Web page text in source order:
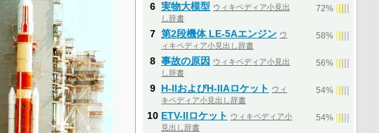
6 実物大模型 ウィキペディア小見出
し辞書
72%
7 第2段機体 LE-5Aエンジン ウ
ィキペディア小見出し辞書
58%
8 事故の原因 ウィキペディア小見出
し辞書
56%
9 H-IIおよびH-IIAロケット ウィ
キペディア小見出し辞書
54%
10 ETV-IIロケット ウィキペディア小
見出し辞書
54%